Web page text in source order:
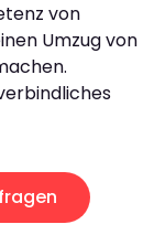
von
Umzug von